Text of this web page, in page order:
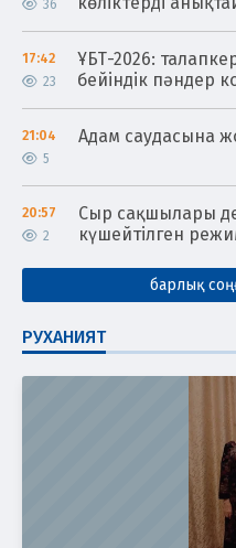
36
17:42
23
ҰБТ-2026:
бейіндік пәндер
21:04
5
Адам саудасына
20:57
2
Сыр сақшылары
күшейтілген
барлық
РУХАНИЯТ